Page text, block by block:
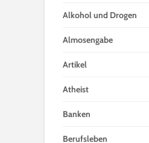
Alkohol und Drogen
Almosengabe
Artikel
Atheist
Banken
Berufsleben